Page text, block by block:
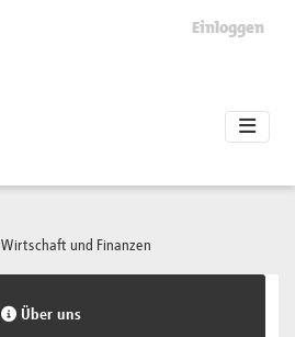
Einloggen
Wirtschaft und Finanzen
Über uns